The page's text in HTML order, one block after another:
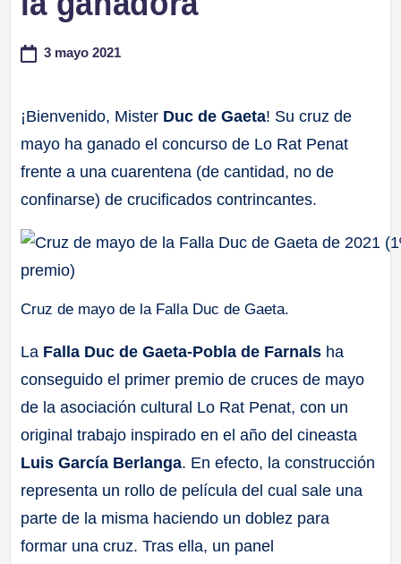
3 mayo 2021
¡Bienvenido, Mister Duc de Gaeta! Su cruz de
mayo ha ganado el concurso de Lo Rat Penat
frente a una cuarentena (de cantidad, no de
confinarse) de crucificados contrincantes.
Cruz de mayo de la Falla Duc de Gaeta.
La Falla Duc de Gaeta-Pobla de Farnals ha
conseguido el primer premio de cruces de mayo
de la asociación cultural Lo Rat Penat, con un
original trabajo inspirado en el año del cineasta
Luis García Berlanga. En efecto, la construcción
representa un rollo de película del cual sale una
parte de la misma haciendo un doblez para
formar una cruz. Tras ella, un panel